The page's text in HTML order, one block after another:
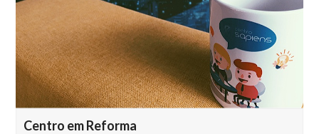
Centro em Reforma